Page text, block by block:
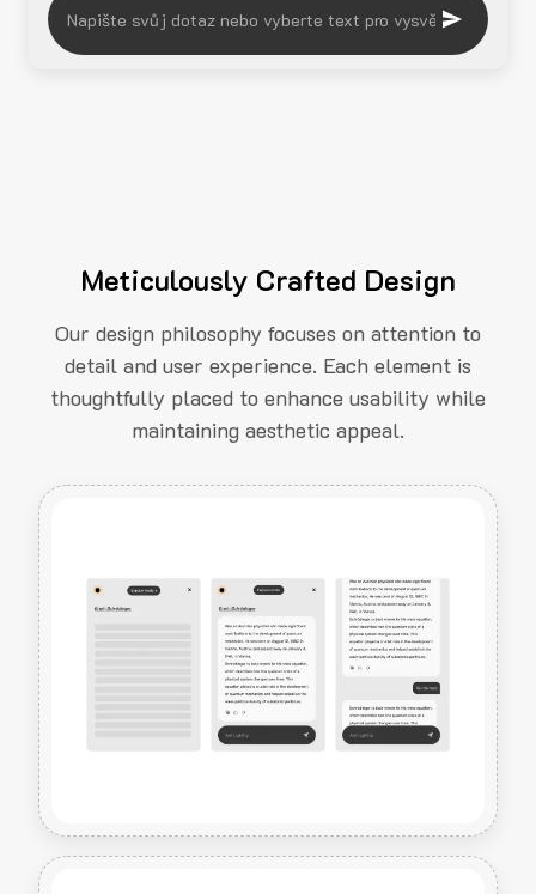
Meticulously Crafted Design
Our design philosophy focuses on attention to
detail and user experience. Each element is
thoughtfully placed to enhance usability while
maintaining aesthetic appeal.